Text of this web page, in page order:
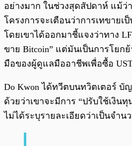
อย่างมาก ในช่วงสุดสัปดาห์ แม้ว่
โครงการจะเตือนว่าการเทขายเ
โดยเขาได้ออกมาชี้แจงว่าทาง
ขาย Bitcoin” แต่มันเป็นการโยก
มือของผู้ดูแลมืออาชีพเพื่อซื้อ
Do Kwon ได้ทวีตบนทวิตเตอร์ บั
ด้วยว่าเขาจะมีการ “ปรับใช้เงิน
ไม่ได้ระบุรายละเอียดว่าเป็นจำน